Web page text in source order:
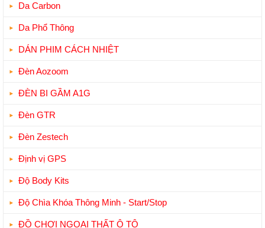
Da Carbon
Da Phổ Thông
DÁN PHIM CÁCH NHIỆT
Đèn Aozoom
ĐÈN BI GẦM A1G
Đèn GTR
Đèn Zestech
Định vị GPS
Độ Body Kits
Độ Chìa Khóa Thông Minh - Start/Stop
ĐỒ CHƠI NGOẠI THẤT Ô TÔ